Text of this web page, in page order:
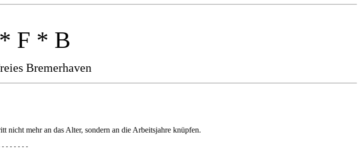
F * B
Bremerhaven
nicht mehr an das Alter, sondern an die Arbeitsjahre knüpfen.